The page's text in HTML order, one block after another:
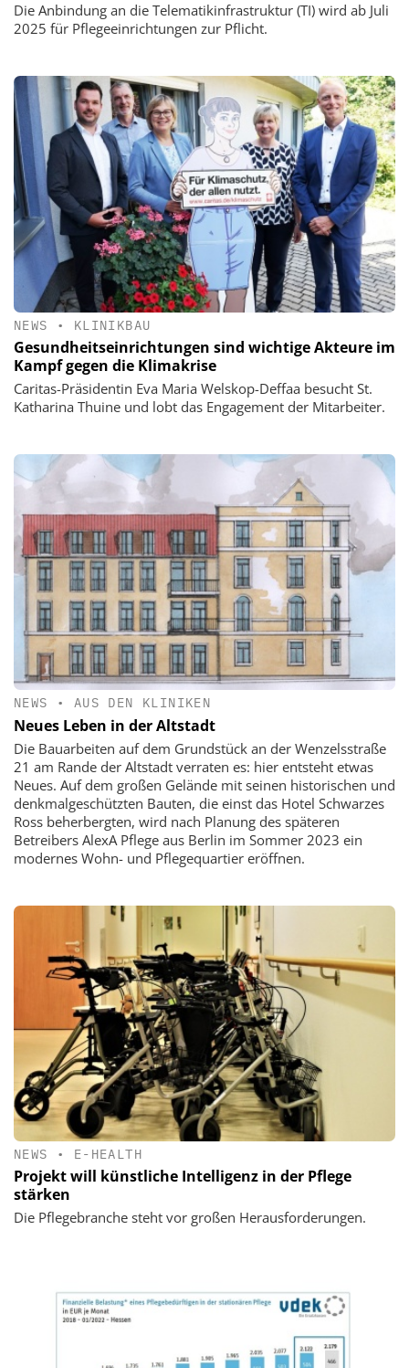
Die Anbindung an die Telematikinfrastruktur (TI) wird ab Juli
2025 für Pflegeeinrichtungen zur Pflicht.
NEWS • KLINIKBAU
Gesundheitseinrichtungen sind wichtige Akteure im
Kampf gegen die Klimakrise
Caritas-Präsidentin Eva Maria Welskop-Deffaa besucht St.
Katharina Thuine und lobt das Engagement der Mitarbeiter.
NEWS • AUS DEN KLINIKEN
Neues Leben in der Altstadt
Die Bauarbeiten auf dem Grundstück an der Wenzelsstraße
21 am Rande der Altstadt verraten es: hier entsteht etwas
Neues. Auf dem großen Gelände mit seinen historischen und
denkmalgeschützten Bauten, die einst das Hotel Schwarzes
Ross beherbergten, wird nach Planung des späteren
Betreibers AlexA Pflege aus Berlin im Sommer 2023 ein
modernes Wohn- und Pflegequartier eröffnen.
NEWS • E-HEALTH
Projekt will künstliche Intelligenz in der Pflege
stärken
Die Pflegebranche steht vor großen Herausforderungen.